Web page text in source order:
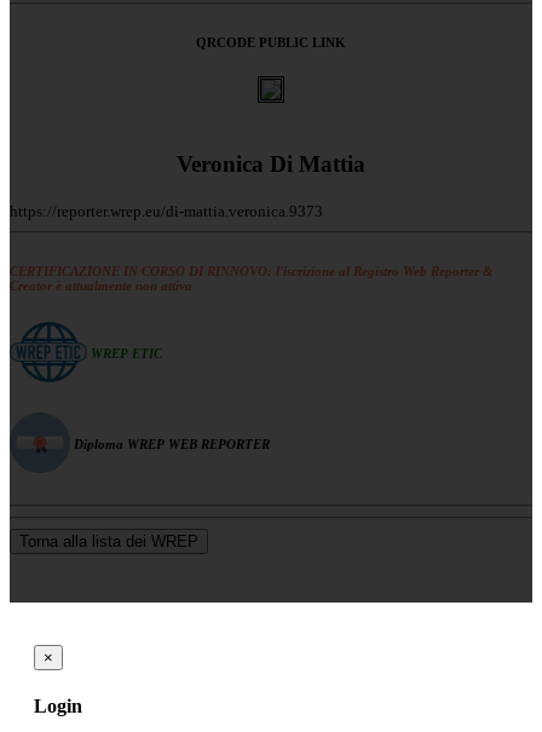
QRCODE PUBLIC LINK
Veronica Di Mattia
https://reporter.wrep.eu/di-mattia.veronica.9373
CERTIFICAZIONE IN CORSO DI RINNOVO: l'iscrizione al Registro Web Reporter &
Creator è attualmente non attiva
WREP ETIC
Diploma WREP WEB REPORTER
Torna alla lista dei WREP
×
Login